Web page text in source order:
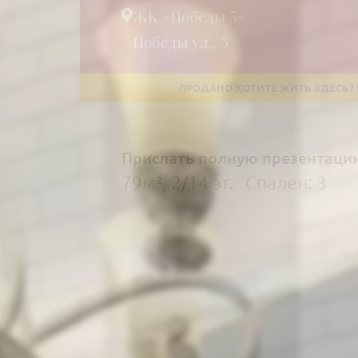
ЖК «Победы 5»
Победы ул., 5
Прислать полную